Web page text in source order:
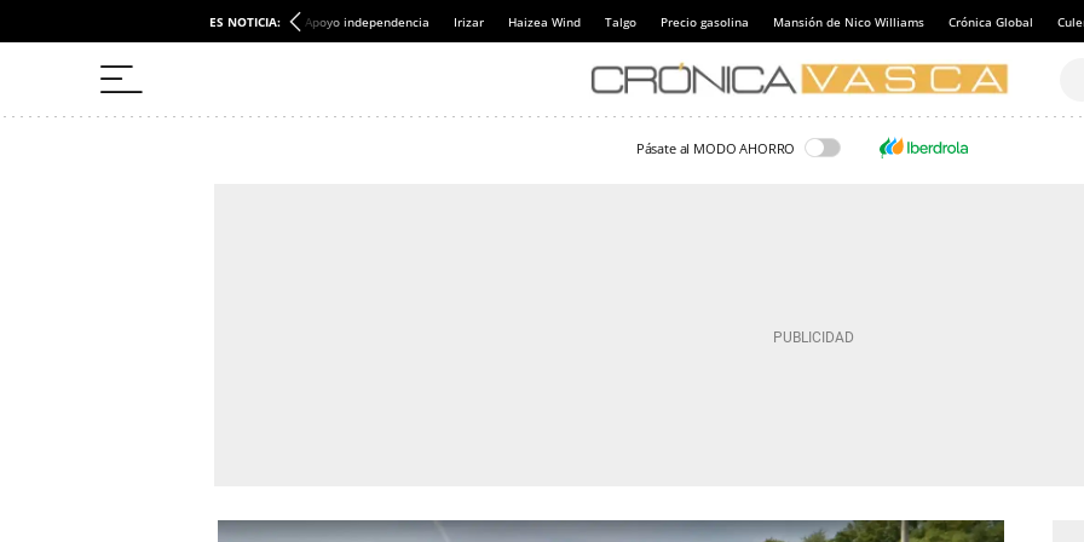
ES NOTICIA: Apoyo independencia Irizar Haizea Wind Talgo Precio gasolina Mansión de Nico Williams Crónica Global
Pásate al MODO AHORRO